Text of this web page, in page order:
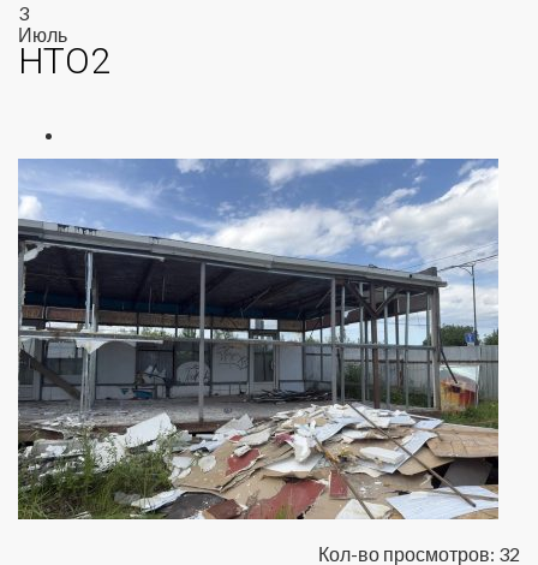
3
Июль
НТО2
Кол-во просмотров: 32